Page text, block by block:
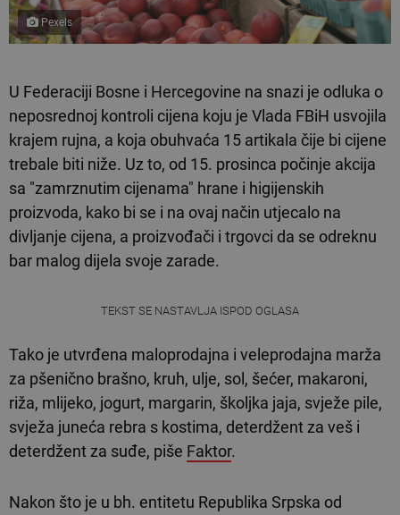
Pexels
U Federaciji Bosne i Hercegovine na snazi je odluka o
neposrednoj kontroli cijena koju je Vlada FBiH usvojila
krajem rujna, a koja obuhvaća 15 artikala čije bi cijene
trebale biti niže. Uz to, od 15. prosinca počinje akcija
sa "zamrznutim cijenama" hrane i higijenskih
proizvoda, kako bi se i na ovaj način utjecalo na
divljanje cijena, a proizvođači i trgovci da se odreknu
bar malog dijela svoje zarade.
TEKST SE NASTAVLJA ISPOD OGLASA
Tako je utvrđena maloprodajna i veleprodajna marža
za pšenično brašno, kruh, ulje, sol, šećer, makaroni,
riža, mlijeko, jogurt, margarin, školjka jaja, svježe pile,
svježa juneća rebra s kostima, deterdžent za veš i
deterdžent za suđe, piše Faktor.
Nakon što je u bh. entitetu Republika Srpska od